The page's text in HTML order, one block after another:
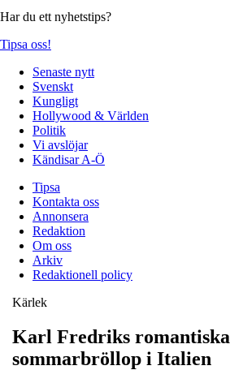
Har du ett nyhetstips?
Tipsa oss!
Senaste nytt
Svenskt
Kungligt
Hollywood & Världen
Politik
Vi avslöjar
Kändisar A-Ö
Tipsa
Kontakta oss
Annonsera
Redaktion
Om oss
Arkiv
Redaktionell policy
Kärlek
Karl Fredriks romantiska
sommarbröllop i Italien